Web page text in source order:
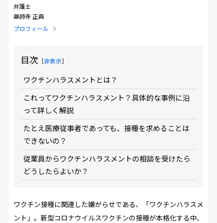
弁護士
藥師寺 正典
プロフィール
目次 ［非表示］
ワクチンハラスメントとは？
これってワクチンハラスメント？具体的な事例に沿
って詳しく解説
たとえ医療従事者であっても、接種を求めることは
できないの？
従業員からワクチンハラスメントの相談を受けたら
どうしたらよいか？
ワクチン接種に関連した嫌がらせである、「ワクチンハラスメ
ント」。新型コロナウイルスワクチンの接種が本格化する中、